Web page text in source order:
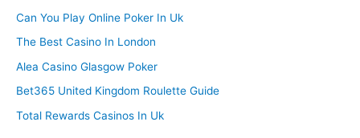
h
f
o
Can You Play Online Poker In Uk
The Best Casino In London
Alea Casino Glasgow Poker
Bet365 United Kingdom Roulette Guide
Total Rewards Casinos In Uk